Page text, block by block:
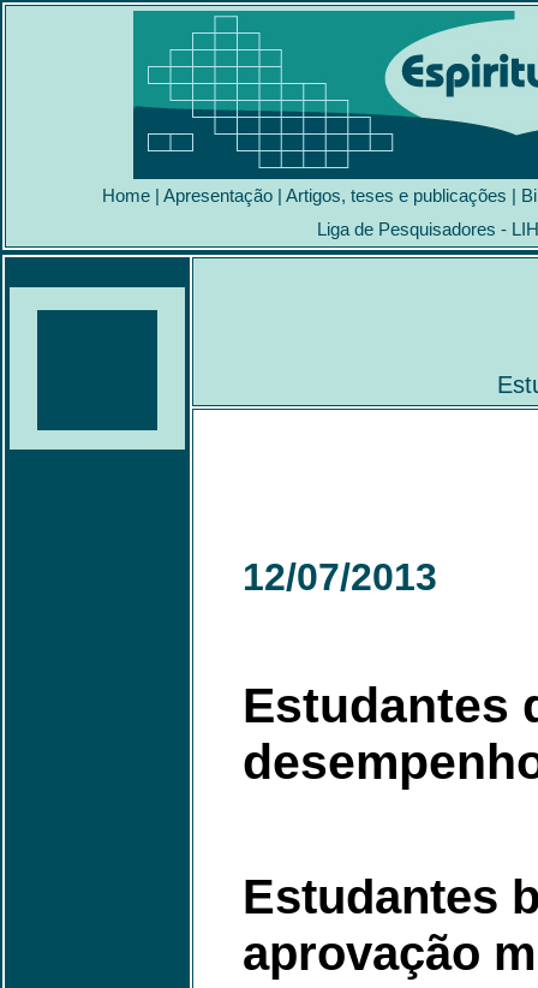
Home | Apresentação | Artigos, teses e publicações |
Liga de Pesquisadores -
12/07/2013
Estudantes
Estudantes
aprovação